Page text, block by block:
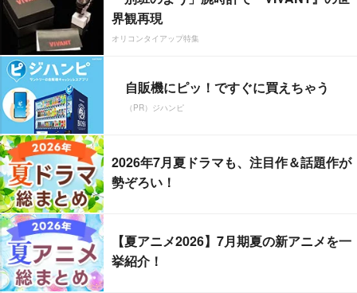
界観再現
オリコンタイアップ特集
自販機にピッ！ですぐに買えちゃう
（PR）ジハンピ
2026年7月夏ドラマも、注目作＆話題作が
勢ぞろい！
【夏アニメ2026】7月期夏の新アニメを一
挙紹介！